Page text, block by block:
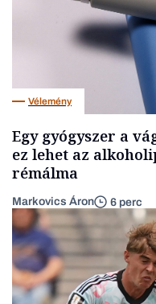
Vélemény
Egy gyógyszer a
ez lehet az
rémálma
Markovics Áron 6 perc